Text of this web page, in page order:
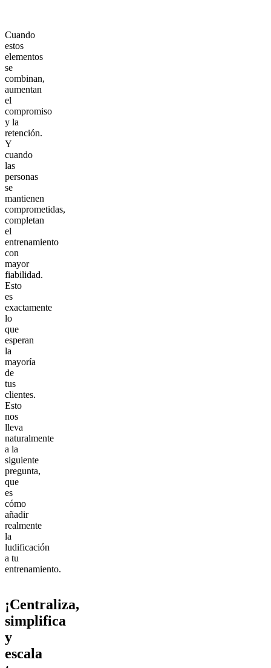
Cuando
estos
elementos
se
combinan,
aumentan
el
compromiso
y la
retención.
Y
cuando
las
personas
se
mantienen
comprometidas,
completan
el
entrenamiento
con
mayor
fiabilidad.
Esto
es
exactamente
lo
que
esperan
la
mayoría
de
tus
clientes.
Esto
nos
lleva
naturalmente
a la
siguiente
pregunta,
que
es
cómo
añadir
realmente
la
ludificación
a tu
entrenamiento.
¡Centraliza,
simplifica
y
escala